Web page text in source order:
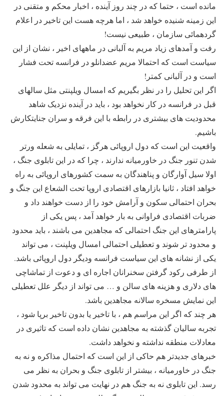
مانده است ، حتما که در چند روز آینده ، اخبار محکم و متقنی در
این زمینه شنیده خواهد شد ، اما هرچه هست این تاخیر در اعلام
گردهمائی سازمان ، طبیعی نیست!
رفت و آمدهای زیاد مریم به آلبانی در ماههای اخیر ، نشان از این
سیاست است که احتمالا مریم عضدانلو در فرانسه تحت فشار
است و در آلبانی کمتر!
اگر این تحلیل را در نظر بگیریم که امسال ویلپنتی مثل سالهای
قبل در فرانسه در کار نخواهد بود ، باید در آینده نزدیک شاهد
محدودیت های بیشتری در رابطه با این فرقه و سران جنایتکارش
باشیم.
واقعیت این است که دول اروپائی هرگز ، تمایلی به شعله ورتر
شدن تنور جنگ در خاورمیانه ندارند ، چرا که در این تابلوی جنگ ،
اولا سیل آوارگان و پناهندگان به سمت کشورهای اروپائی به راه
خواهد افتاد ، ثانیا بازارهای اقتصادی اروپا تحت الشعاع این جنگ و
بحران احتمالی سکون و آرامش خود را از دست خواهند داد و
ضربات اقتصادی فراوانی به بار خواهد آمد ، پس یکی از
پارامترهای این جنگ احتمالی که مجاهدین می باشند ، باید محدود
و محدود تر شوند و تعطیلی احتمالی امسال ویلپنت ، می تواند
یکی از نشانه های این سیاست فرانسه ودیگر دول اروپائی باشد.
از طرفی رکود گرفتن سخنرانان اجاره ای و دعوت از تماشاچی
های دلاری و هزینه های سالن و … می تواند از دیگر علل تعطیلی
این نمایش مسخره سالانه مجاهدین باشد.
هر چند که اگر این مراسم هم ، با تاخیر یا بدون تاخیر برپا شود ،
تجربه سالیان گذشته به مجاهدین نشان داده است که تاثیری در
معادلات منطقه نداشته و نخواهد داشت.
خبرهای جدیدتر هم حاکی از این است که احتمال مذاکره و نه به
جنگ در خاورمیانه ، بیشتر از تابلوی جنگ و بحران به نظر می
رسد. این تابلوی نه به جنگ هم در نهایت می تواند به محدود شدن